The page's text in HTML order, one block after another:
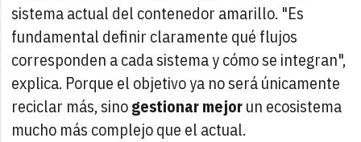
sistema actual del contenedor amarillo. "Es
fundamental definir claramente qué flujos
corresponden a cada sistema y cómo se integran",
explica. Porque el objetivo ya no será únicamente
reciclar más, sinogestionar mejorun ecosistema
mucho más complejo que el actual.